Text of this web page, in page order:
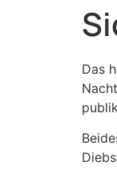
Das